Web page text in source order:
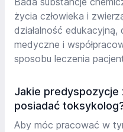
życia człowieka i
działalność edukacyjną,
medyczne i
sposobu leczenia
Jakie
posiadać
Aby móc pracować w